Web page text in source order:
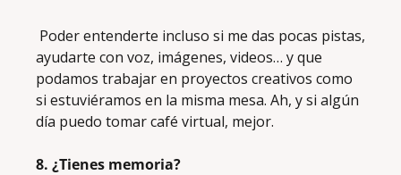
ayudarte con voz, imágenes, videos… y que
podamos trabajar en proyectos creativos como
si estuviéramos en la misma mesa. Ah, y si algún
día puedo tomar café virtual, mejor.
8. ¿Tienes memoria?